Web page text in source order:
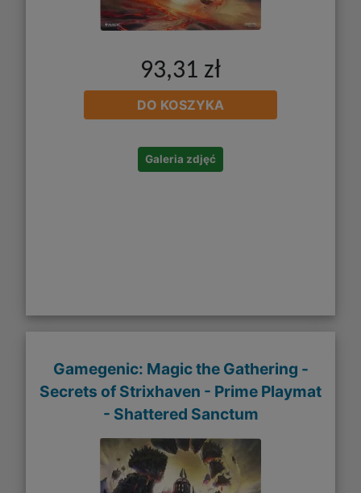
93,31 zł
DO KOSZYKA
Galeria zdjęć
Gamegenic: Magic the Gathering -
Secrets of Strixhaven - Prime Playmat
- Shattered Sanctum